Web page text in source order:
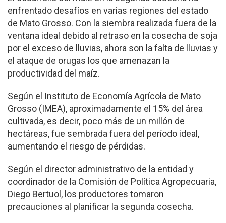
enfrentado desafíos en varias regiones del estado
de Mato Grosso. Con la siembra realizada fuera de la
ventana ideal debido al retraso en la cosecha de soja
por el exceso de lluvias, ahora son la falta de lluvias y
el ataque de orugas los que amenazan la
productividad del maíz.
Según el Instituto de Economía Agrícola de Mato
Grosso (IMEA), aproximadamente el 15% del área
cultivada, es decir, poco más de un millón de
hectáreas, fue sembrada fuera del período ideal,
aumentando el riesgo de pérdidas.
Según el director administrativo de la entidad y
coordinador de la Comisión de Política Agropecuaria,
Diego Bertuol, los productores tomaron
precauciones al planificar la segunda cosecha.